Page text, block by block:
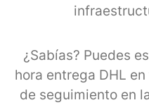
¿Sabías? Puedes
hora entrega DHL
de seguimiento en